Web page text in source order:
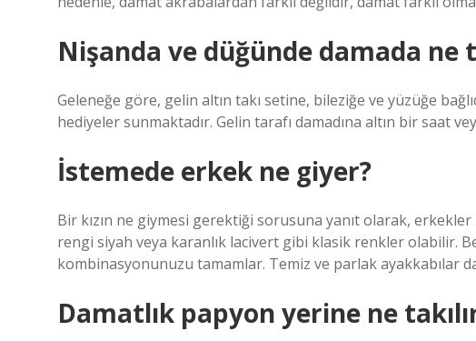
Nişanda ve düğünde damada ne
Geleneğe göre, gelin altın takı setine, bileziğe ve yüzüğe
hediyeler sunmaktadır. Gelin tarafı damadına altın bir saat
İstemede erkek ne giyer?
Bir kızın ne giymesi gerektiği sorusuna yanıt olarak,
rengi siyah veya karanlık lacivert gibi klasik renkler olabilir.
kombinasyonunuzu tamamlar. Temiz ve parlak ayakkabılar
Damatlık papyon yerine ne